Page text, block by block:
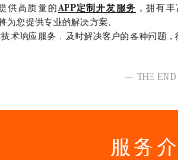
供高质量的APP定制开发服务 ，拥有
为您提供专业的解决方案。
术响应服务，及时解决客户的各种问题
— THE
服务